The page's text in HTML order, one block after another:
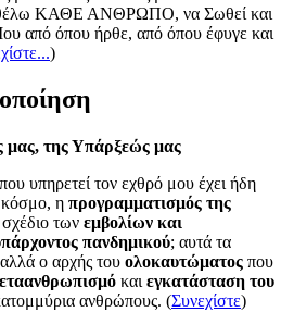
θέλω ΚΑΘΕ ΑΝΘΡΩΠΟ, να Σωθεί και
από όπου ήρθε, από όπου έφυγε και
)
μας, της Υπάρξεώς μας
που υπηρετεί τον εχθρό μου έχει ήδη
κόσμο, η προγραμματισμός της
των εμβολίων και
πανδημικού; αυτά τα
ο αρχής του ολοκαυτώματος που
και εγκατάσταση του
ανθρώπους. (Συνεχίστε)